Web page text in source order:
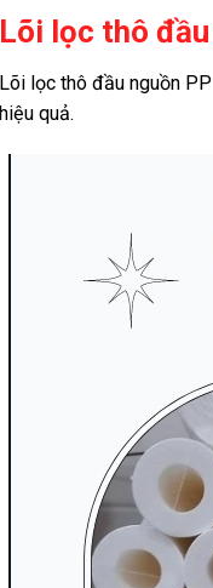
Lõi lọc thô
Lõi lọc thô đầu nguồn
hiệu quả.